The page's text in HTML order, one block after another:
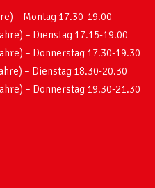
– Montag 17.30-19.00
– Dienstag 17.15-19.00
– Donnerstag 17.30-19.30
– Dienstag 18.30-20.30
– Donnerstag 19.30-21.30